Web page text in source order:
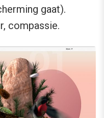
gaat).
compassie.